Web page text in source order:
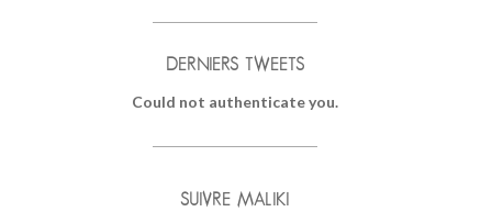
DERNIERS TWEETS
Could not authenticate you.
SUIVRE MALIKI